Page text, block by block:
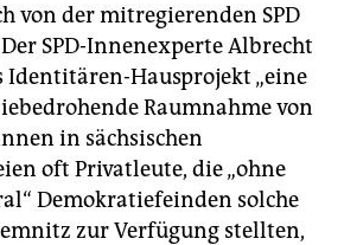
von der mitregierenden SPD
SPD-Innenexperte Albrecht
Identitären-Hausprojekt „eine
Raumnahme von
in sächsischen
oft Privatleute, die „ohne
Demokratiefeinden solche
zur Verfügung stellten,